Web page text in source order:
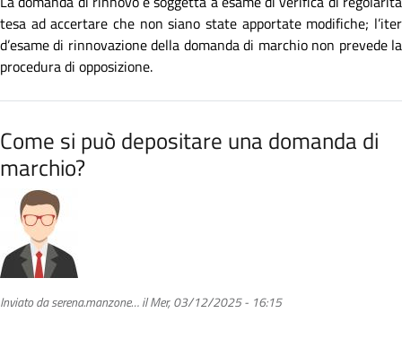
del
marchio
o
o
tesa ad accertare che non siano state apportate modifiche; l’iter
d’esame di rinnovazione della domanda di marchio non prevede la
procedura di opposizione.
Come si può depositare una domanda di
marchio?
Inviato daserena.manzone…ilMer, 03/12/2025 - 16:15